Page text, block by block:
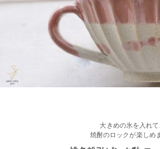
2023/2/16
≪新着商品≫ ほんわかかわいい♡椿の
2023/2/13
大きめの氷を入れて
焼酎のロックが楽しめ